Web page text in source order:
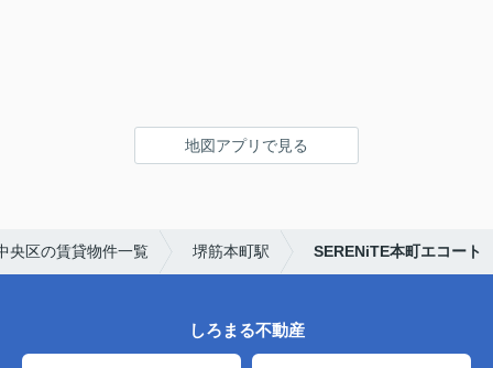
地図アプリで見る
央区の賃貸物件一覧 堺筋本町駅 SERENiTE本町エコート
しろまる不動産